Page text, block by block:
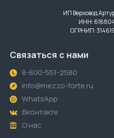
ИП Верховод
ИНН:
ОГРНИП:
Связаться с нами
8-800-551-2580
info@mezzo-forte.ru
WhatsApp
Вконтакте
О нас